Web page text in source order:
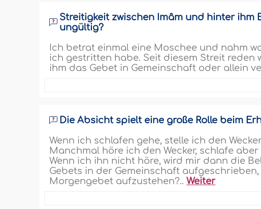
Streitigkeit zwischen Imâm und hinter ihm
ungültig?
Ich betrat einmal eine Moschee und nahm
ich gestritten habe. Seit diesem Streit
ihm das Gebet in Gemeinschaft oder allein
Die Absicht spielt eine große Rolle beim
Wenn ich schlafen gehe, stelle ich den
Manchmal höre ich den Wecker, schlafe
Wenn ich ihn nicht höre, wird mir dann die
Gebets in der Gemeinschaft
Morgengebet aufzustehen?..Weiter